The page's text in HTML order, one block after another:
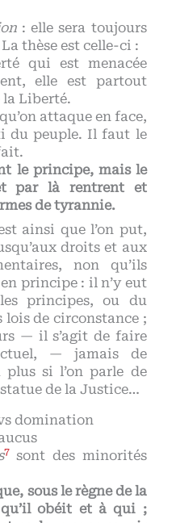
: elle sera toujours
La thèse est celle-ci :
qui est menacée
elle est partout
la Liberté.
attaque en face,
du peuple. Il faut le
le principe, mais le
par là rentrent et
de tyrannie.
ainsi que l’on put,
droits et aux
non qu’ils
principe : il n’y eut
principes, ou du
lois de circonstance ;
— il s’agit de faire
— jamais de
plus si l’on parle de
de la Justice…
domination
7sont des minorités
sous le règne de la
obéit et à qui ;